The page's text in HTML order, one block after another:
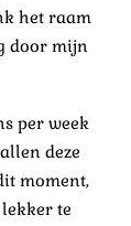
het raam
door mijn
per week
deze
moment,
te